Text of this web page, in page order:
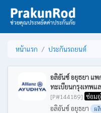
หน้าแรก ประกันรถยนต์
อลิอันซ์ อยุธยา แพ
ทะเบียนกรุงเทพแ
[P#144189] ซ่อมอู่
อลิอันซ์ อยุธยา
ผ